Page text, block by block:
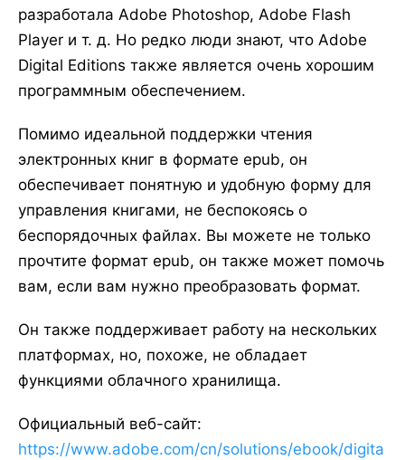
разработала Adobe Photoshop, Adobe Flash
Player и т. д. Но редко люди знают, что Adobe
Digital Editions также является очень хорошим
программным обеспечением.
Помимо идеальной поддержки чтения
электронных книг в формате epub, он
обеспечивает понятную и удобную форму для
управления книгами, не беспокоясь о
беспорядочных файлах. Вы можете не только
прочтите формат epub, он также может помочь
вам, если вам нужно преобразовать формат.
Он также поддерживает работу на нескольких
платформах, но, похоже, не обладает
функциями облачного хранилища.
Официальный веб-сайт:
https://www.adobe.com/cn/solutions/ebook/digita